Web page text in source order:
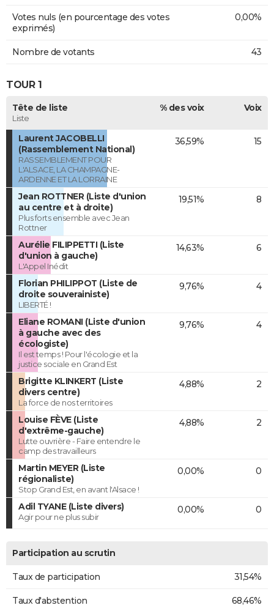
Votes nuls (en pourcentage des votes
exprimés)
0,00%
Nombre de votants 43
TOUR 1
Tête de liste
Liste
% des voix Voix
Laurent JACOBELLI
(Rassemblement National)
RASSEMBLEMENT POUR
L'ALSACE, LA CHAMPAGNE-
ARDENNE ET LA LORRAINE
36,59% 15
Jean ROTTNER (Liste d'union
au centre et à droite)
Plus forts ensemble avec Jean
Rottner
19,51% 8
Aurélie FILIPPETTI (Liste
d'union à gauche)
L'Appel Inédit
14,63% 6
Florian PHILIPPOT (Liste de
droite souverainiste)
LIBERTÉ !
9,76% 4
Eliane ROMANI (Liste d'union
à gauche avec des
écologiste)
Il est temps ! Pour l'écologie et la
justice sociale en Grand Est
9,76% 4
Brigitte KLINKERT (Liste
divers centre)
La force de nos territoires
4,88% 2
Louise FÈVE (Liste
d'extrême-gauche)
Lutte ouvrière - Faire entendre le
camp des travailleurs
4,88% 2
Martin MEYER (Liste
régionaliste)
Stop Grand Est, en avant l'Alsace !
0,00% 0
Adil TYANE (Liste divers)
Agir pour ne plus subir
0,00% 0
Participation au scrutin
Taux de participation 31,54%
Taux d'abstention 68,46%